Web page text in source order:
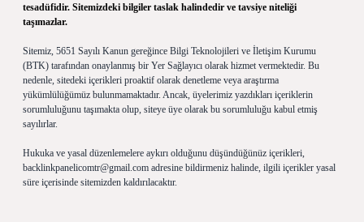
tesadüfidir. Sitemizdeki bilgiler taslak halindedir ve tavsiye niteliği
taşımazlar.
Sitemiz, 5651 Sayılı Kanun gereğince Bilgi Teknolojileri ve İletişim Kurumu
(BTK) tarafından onaylanmış bir Yer Sağlayıcı olarak hizmet vermektedir. Bu
nedenle, sitedeki içerikleri proaktif olarak denetleme veya araştırma
yükümlülüğümüz bulunmamaktadır. Ancak, üyelerimiz yazdıkları içeriklerin
sorumluluğunu taşımakta olup, siteye üye olarak bu sorumluluğu kabul etmiş
sayılırlar.
Hukuka ve yasal düzenlemelere aykırı olduğunu düşündüğünüz içerikleri,
backlinkpanelicomtr@gmail.com adresine bildirmeniz halinde, ilgili içerikler yasal
süre içerisinde sitemizden kaldırılacaktır.